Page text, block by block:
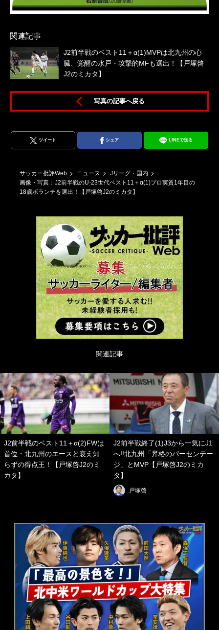
関連記事
J2前半戦のベスト11＋α(1)MVPは北九州の心
臓、覚醒の水戸・攻撃的MFも選出！【戸塚啓
J2のミカタ】
写真の記事へ戻る
ツイート シェア LINEで送る
サッカー批評Web ニュース
Jリーグ・国内
画像・写真：J2前半戦のU-23世代ベスト11＋α(1)プロ実質1年目の
18歳ボランチを選出！【戸塚啓J2のミカタ】
関連記事
J2前半戦のベスト11＋α(2)FWは
首位・北九州のエースと衰え知
らずの得点王！【戸塚啓J2のミ
カタ】
J2前半戦終了(1)J3から一気にJ1
へ!!北九州「昇格のパーセンテー
ジ」とMVP【戸塚啓J2のミカ
タ】
戸塚啓